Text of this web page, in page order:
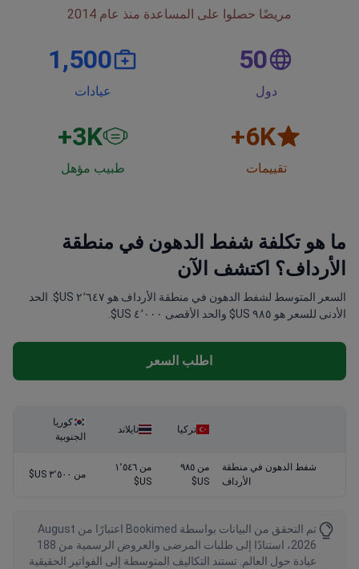
مريضًا حصلوا على المساعدة منذ عام 2014
50
دول
1,500
عيادات
6K+
تقييمات
3K+
طبيب مؤهل
ما هو تكلفة شفط الدهون في منطقة
الأرداف؟ اكتشف الآن
السعر المتوسط لشفط الدهون في منطقة الأرداف هو ٢٬٦٤٧ US$. الحد
الأدنى للسعر هو ٩٨٥ US$ والحد الأقصى ٤٬٠٠٠ US$.
اطلب السعر
تركيا تايلاند
كوريا
الجنوبية
شفط الدهون في منطقة
الأرداف
من ٩٨٥
US$
من ١٬٥٤٦
US$
من ٣٬٥٠٠ US$
تم التحقق من البيانات بواسطة Bookimed اعتبارًا من August
2026، استنادًا إلى طلبات المرضى والعروض الرسمية من 188
عيادة حول العالم. تستند التكاليف المتوسطة إلى الفواتير الحقيقية